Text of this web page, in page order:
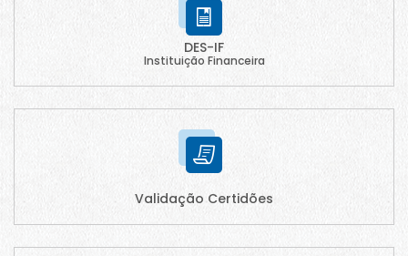
DES-IF
Instituição Financeira
Validação Certidões